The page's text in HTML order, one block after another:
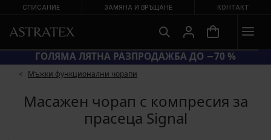
СПИСАНИЕ ЗАМЯНА И ВРЪЩАНЕ КОНТАКТ
ГОЛЯМА ЛЯТНА
−20 %
Мъжки функционални чорапи
Масажен чорап с компресия за
прасеца Signal